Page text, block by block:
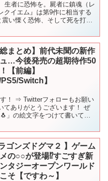
者に恐怖を。屍者に鎮魂（レ
クイエム』は第9作に相当する
い慄く恐怖、そして死を打ち
総まとめ】前代未聞の新作
…今後発売の超期待作50
【前編】
PS5/Switch】
！ ⇒ Twitterフォローもお願い
ありがとうございます！ ぜ
」の絵文字をつけて書いてい
ゴンズドグマ２ 】ゲーム
の○○が登場⁉すごすぎ新
タジーオープンワールド
そ【ですわ～】